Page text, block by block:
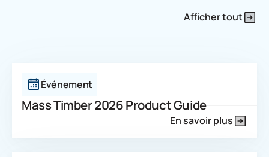
Afficher tout
Événement
Mass Timber 2026 Product Guide
En savoir plus